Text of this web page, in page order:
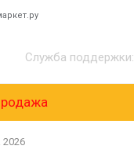
Служба поддержки:
2026